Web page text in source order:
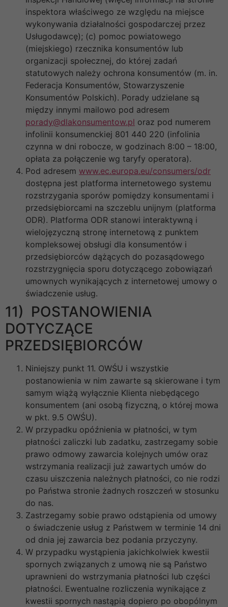
inspektora właściwego ze względu na miejsce
wykonywania działalności gospodarczej przez
Usługodawcę); (c) pomoc powiatowego
(miejskiego) rzecznika konsumentów lub
organizacji społecznej, do której zadań
statutowych należy ochrona konsumentów (m. in.
Federacja Konsumentów, Stowarzyszenie
Konsumentów Polskich). Porady udzielane są
między innymi mailowo pod adresem
porady@dlakonsumentow.pl oraz pod numerem
infolinii konsumenckiej 801 440 220 (infolinia
czynna w dni robocze, w godzinach 8:00 – 18:00,
opłata za połączenie wg taryfy operatora).
Pod adresem www.ec.europa.eu/consumers/odr
dostępna jest platforma internetowego systemu
rozstrzygania sporów pomiędzy konsumentami i
przedsiębiorcami na szczeblu unijnym (platforma
ODR). Platforma ODR stanowi interaktywną i
wielojęzyczną stronę internetową z punktem
kompleksowej obsługi dla konsumentów i
przedsiębiorców dążących do pozasądowego
rozstrzygnięcia sporu dotyczącego zobowiązań
umownych wynikających z internetowej umowy o
świadczenie usług.
11) POSTANOWIENIA
DOTYCZĄCE
PRZEDSIĘBIORCÓW
Niniejszy punkt 11. OWŚU i wszystkie
postanowienia w nim zawarte są skierowane i tym
samym wiążą wyłącznie Klienta niebędącego
konsumentem (ani osobą fizyczną, o której mowa
w pkt. 9.5 OWŚU).
W przypadku opóźnienia w płatności, w tym
płatności zaliczki lub zadatku, zastrzegamy sobie
prawo odmowy zawarcia kolejnych umów oraz
wstrzymania realizacji już zawartych umów do
czasu uiszczenia należnych płatności, co nie rodzi
po Państwa stronie żadnych roszczeń w stosunku
do nas.
Zastrzegamy sobie prawo odstąpienia od umowy
o świadczenie usług z Państwem w terminie 14 dni
od dnia jej zawarcia bez podania przyczyny.
W przypadku wystąpienia jakichkolwiek kwestii
spornych związanych z umową nie są Państwo
uprawnieni do wstrzymania płatności lub części
płatności. Ewentualne rozliczenia wynikające z
kwestii spornych nastąpią dopiero po obopólnym